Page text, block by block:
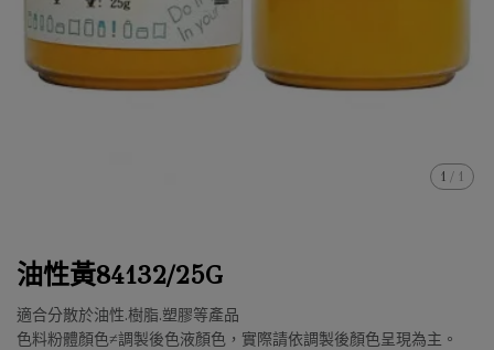
1 / 1
油性黃84132/25G
適合分散於油性.樹脂.塑膠等產品
色料粉體顏色≠調製後色液顏色，實際請依調製後顏色呈現為主。